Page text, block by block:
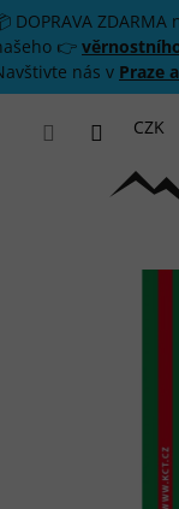
Přejít na obsah
DOPRAVA
👉
nás v Praze
CZK